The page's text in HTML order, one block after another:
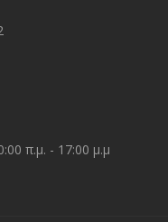
π.μ. - 17:00 μ.μ